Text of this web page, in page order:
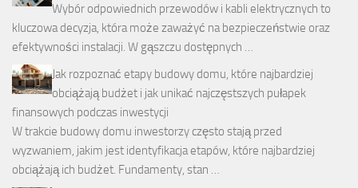
Wybór odpowiednich przewodów i kabli elektrycznych to
kluczowa decyzja, która może zaważyć na bezpieczeństwie oraz
efektywności instalacji. W gąszczu dostępnych …
Jak rozpoznać etapy budowy domu, które najbardziej
obciążają budżet i jak unikać najczęstszych pułapek
finansowych podczas inwestycji
W trakcie budowy domu inwestorzy często stają przed
wyzwaniem, jakim jest identyfikacja etapów, które najbardziej
obciążają ich budżet. Fundamenty, stan …